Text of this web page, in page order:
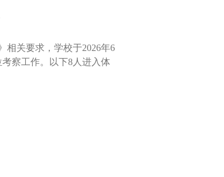
相关要求 ，学校于2026年6
考察工作。以下8 人进入体